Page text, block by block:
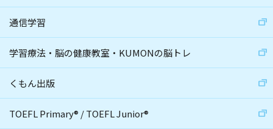
通信学習
学習療法・脳の健康教室・KUMONの脳トレ
くもん出版
TOEFL Primary® /TOEFL Junior®